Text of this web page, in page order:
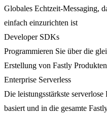
Globales Echtzeit-Messaging,
einfach einzurichten ist
Developer SDKs
Programmieren Sie über die
Erstellung von Fastly
Enterprise Serverless
Die leistungsstärkste
basiert und in die gesamte